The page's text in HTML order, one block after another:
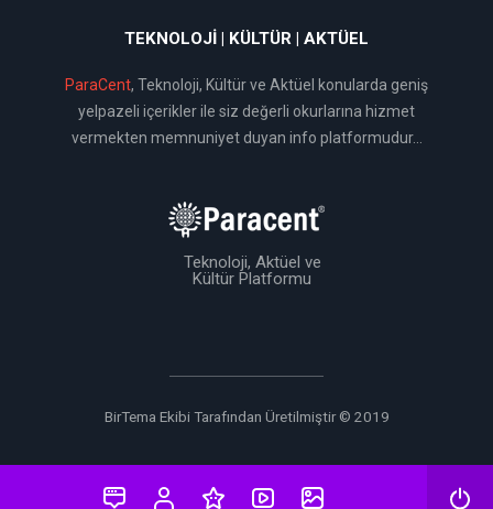
TEKNOLOJI | KÜLTÜR | AKTÜEL
ParaCent, Teknoloji, Kültür ve Aktüel konularda geniş
yelpazeli içerikler ile siz değerli okurlarına hizmet
vermekten memnuniyet duyan info platformudur...
Teknoloji, Aktüel ve
Kültür Platformu
BirTema Ekibi Tarafından Üretilmiştir © 2019